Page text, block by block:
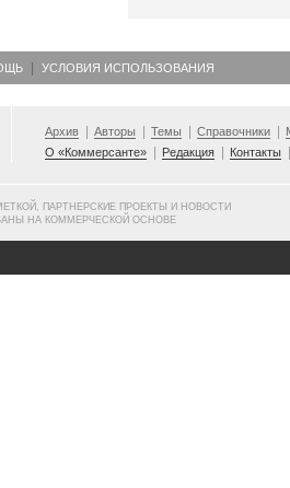
УСЛОВИЯ ИСПОЛЬЗОВАНИЯ
Архив Авторы Темы Справочники
О «Коммерсанте»
Редакция Контакты
ПАРТНЕРСКИЕ ПРОЕКТЫ И НОВОСТИ
НА КОММЕРЧЕСКОЙ ОСНОВЕ